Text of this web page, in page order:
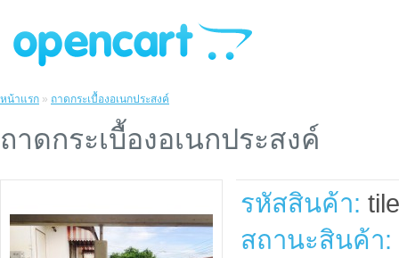
หน้าแรก » ถาดกระเบื้องอเนกประสงค์
ถาดกระเบื้องอเนกประสงค์
รหัสสินค้า:
สถานะสินค้า: